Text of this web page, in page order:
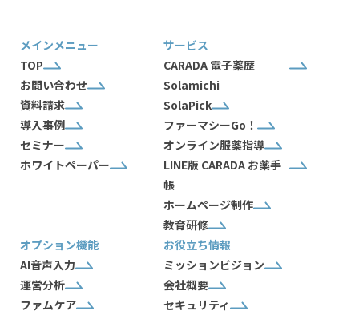
メインメニュー
TOP
お問い合わせ
資料請求
導入事例
セミナー
ホワイトペーパー
サービス
CARADA 電子薬歴
Solamichi
SolaPick
ファーマシーGo！
オンライン服薬指導
LINE版 CARADA お薬手
帳
ホームページ制作
教育研修
オプション機能
AI音声入力
運営分析
ファムケア
お役立ち情報
ミッションビジョン
会社概要
セキュリティ